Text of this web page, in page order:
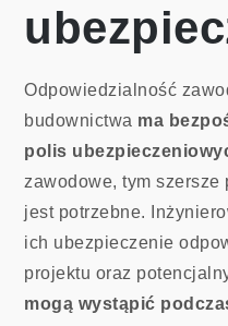
Odpowiedzialność
budownictwa ma
polis
zawodowe, tym
jest potrzebne.
ich ubezpieczenie
projektu oraz
mogą wystąpić